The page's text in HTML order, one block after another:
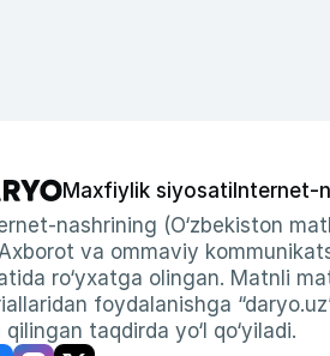
Maxfiylik siyosati Internet-
nashrining (O‘zbekiston
va ommaviy
ro‘yxatga olingan. Matnli
foydalanishga
taqdirda yo‘l qo‘yiladi.